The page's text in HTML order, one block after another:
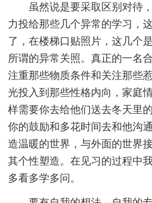
虽然说是要采取区别对待，
力投给那些几个异常的学习，
了，在楼梯口贴照片，这几个
所谓的异常关照。真正的一名
注重那些物质条件和关注那些
光投入到那些性格内向，家庭
样需要你去给他们送去冬天里
你的鼓励和多花时间去和他沟
造温暖的世界，与外面的世界
其个性塑造。在见习的过程中
多看多学多问。